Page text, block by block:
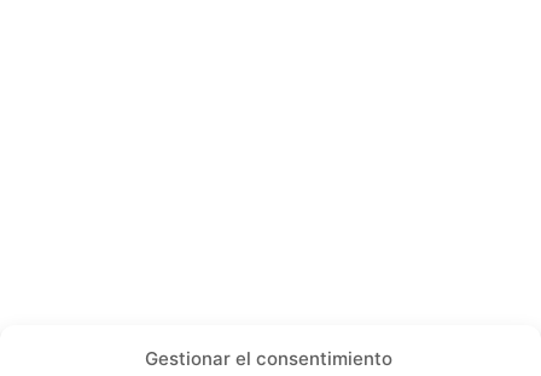
Gestionar el consentimiento